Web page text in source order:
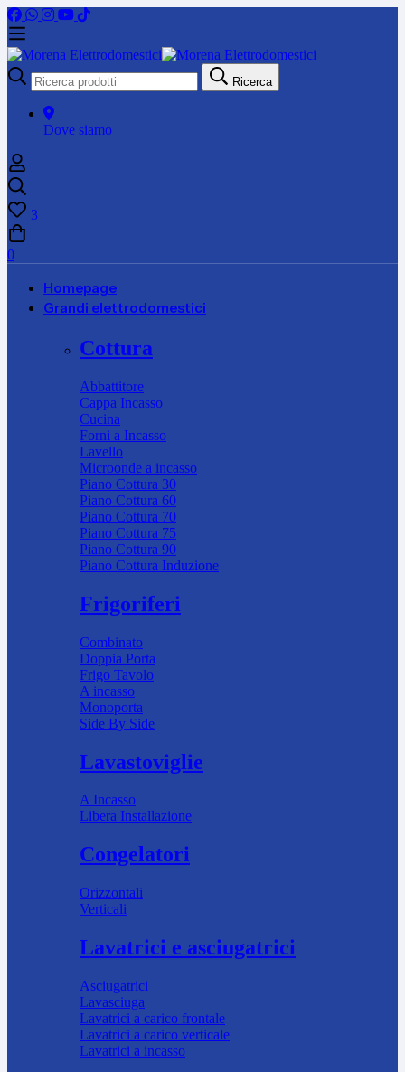
Ricerca
per:
Ricerca
Dove siamo
3
0
Homepage
Grandi elettrodomestici
Cottura
Abbattitore
Cappa Incasso
Cucina
Forni a Incasso
Lavello
Microonde a incasso
Piano Cottura 30
Piano Cottura 60
Piano Cottura 70
Piano Cottura 75
Piano Cottura 90
Piano Cottura Induzione
Frigoriferi
Combinato
Doppia Porta
Frigo Tavolo
A incasso
Monoporta
Side By Side
Lavastoviglie
A Incasso
Libera Installazione
Congelatori
Orizzontali
Verticali
Lavatrici e asciugatrici
Asciugatrici
Lavasciuga
Lavatrici a carico frontale
Lavatrici a carico verticale
Lavatrici a incasso